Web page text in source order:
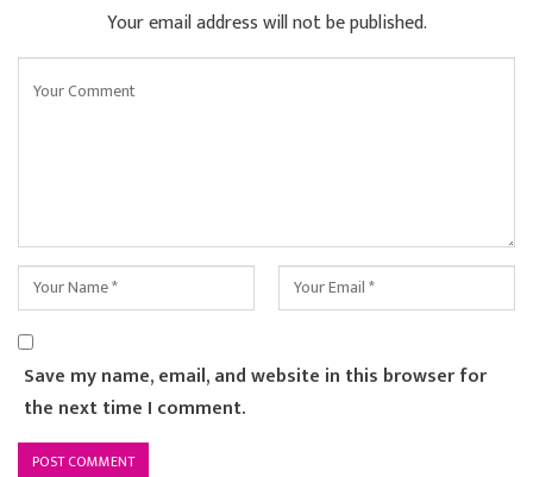
Your email address will not be published.
Save my name, email, and website in this browser for
the next time I comment.